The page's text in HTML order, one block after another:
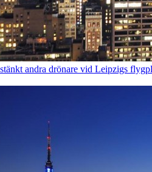
andra drönare vid Leipzigs